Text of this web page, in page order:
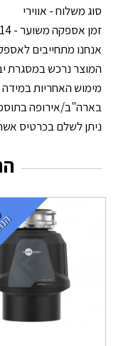
סוג משלוח - אווירי
זמן אספקה משוער - 14 ימי עסקים
אנחנו מתחייבים
המוצר נרכש במסגרת
מימוש האחריות במידה
בארה"ב/אירופה
ניתן לשלם בכרטיס אשראי עד 12 תשלומים